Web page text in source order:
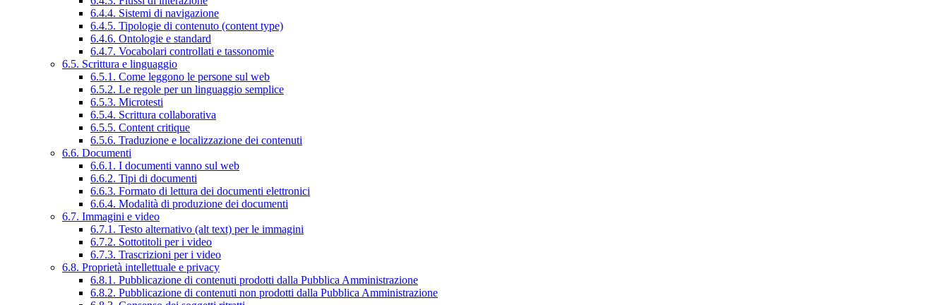
6.4.4. Sistemi di navigazione
6.4.5. Tipologie di contenuto (content type)
6.4.6. Ontologie e standard
6.4.7. Vocabolari controllati e tassonomie
6.5. Scrittura e linguaggio
6.5.1. Come leggono le persone sul web
6.5.2. Le regole per un linguaggio semplice
6.5.3. Microtesti
6.5.4. Scrittura collaborativa
6.5.5. Content critique
6.5.6. Traduzione e localizzazione dei contenuti
6.6. Documenti
6.6.1. I documenti vanno sul web
6.6.2. Tipi di documenti
6.6.3. Formato di lettura dei documenti elettronici
6.6.4. Modalità di produzione dei documenti
6.7. Immagini e video
6.7.1. Testo alternativo (alt text) per le immagini
6.7.2. Sottotitoli per i video
6.7.3. Trascrizioni per i video
6.8. Proprietà intellettuale e privacy
6.8.1. Pubblicazione di contenuti prodotti dalla Pubblica Amministrazione
6.8.2. Pubblicazione di contenuti non prodotti dalla Pubblica Amministrazione